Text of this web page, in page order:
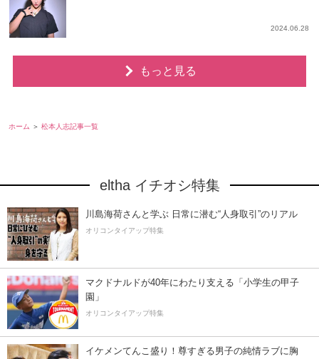
2024.06.28
もっと見る
ホーム 松本人志記事一覧
eltha イチオシ特集
川島海荷さんと学ぶ 日常に潜む“人身取引”のリアル
オリコンタイアップ特集
マクドナルドが40年にわたり支える「小学生の甲子
園」
オリコンタイアップ特集
イケメンてんこ盛り！尊すぎる男子の純情ラブに胸